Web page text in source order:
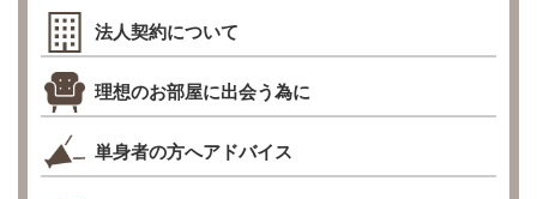
法人契約について
理想のお部屋に出会う為に
単身者の方へアドバイス